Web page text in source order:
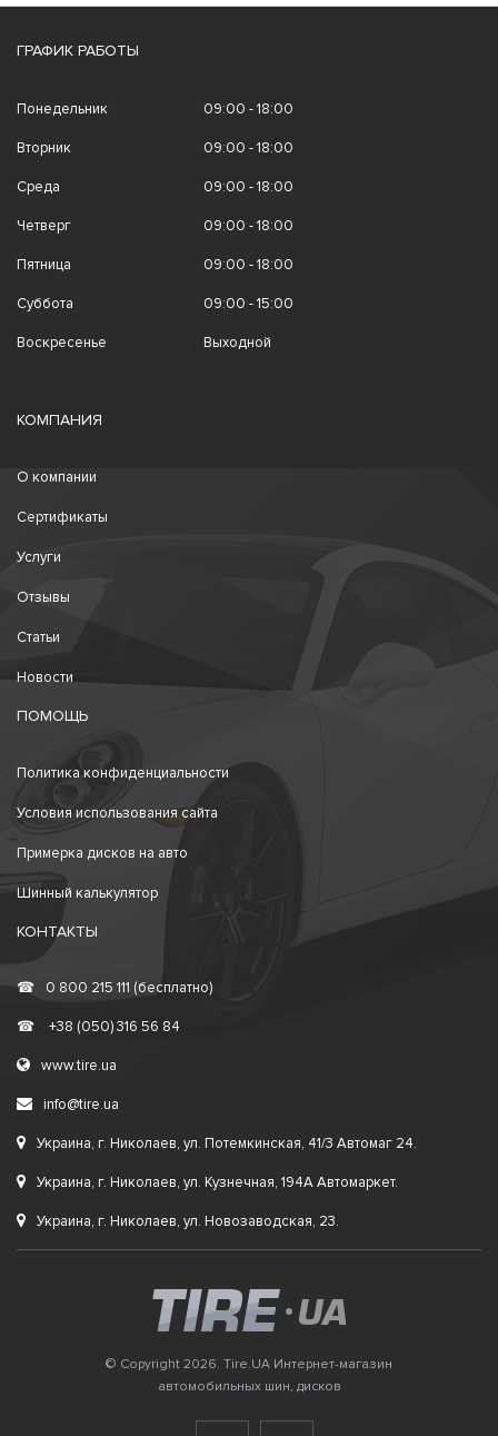
ГРАФИК РАБОТЫ
Понедельник 09:00 - 18:00
Вторник 09:00 - 18:00
Среда 09:00 - 18:00
Четверг 09:00 - 18:00
Пятница 09:00 - 18:00
Суббота 09:00 - 15:00
Воскресенье Выходной
КОМПАНИЯ
О компании
Сертификаты
Услуги
Отзывы
Статьи
Новости
ПОМОЩЬ
Политика конфиденциальности
Условия использования сайта
Примерка дисков на авто
Шинный калькулятор
КОНТАКТЫ
☎ 0 800 215 111 (бесплатно)
☎ +38 (050) 316 56 84
www.tire.ua
info@tire.ua
Украина, г. Николаев, ул. Потемкинская, 41/3 Автомаг 24.
Украина, г. Николаев, ул. Кузнечная, 194А Автомаркет.
Украина, г. Николаев, ул. Новозаводская, 23.
© Copyright 2026. Tire.UA Интернет-магазин
автомобильных шин, дисков